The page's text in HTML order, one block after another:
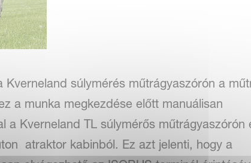
súlymérés műtrágyaszórón a
a munka megkezdése előtt manuálisan
a Kverneland TL súlymérős műtrágyaszórón
atraktor kabinból. Ez azt jelenti, hogy a